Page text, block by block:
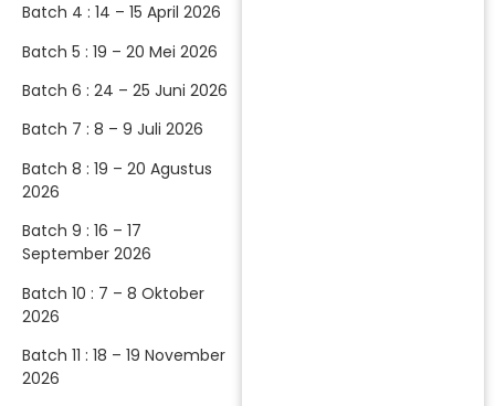
Batch 4 : 14 – 15 April 2026
Batch 5 : 19 – 20 Mei 2026
Batch 6 : 24 – 25 Juni 2026
Batch 7 : 8 – 9 Juli 2026
Batch 8 : 19 – 20 Agustus
2026
Batch 9 : 16 – 17
September 2026
Batch 10 : 7 – 8 Oktober
2026
Batch 11 : 18 – 19 November
2026